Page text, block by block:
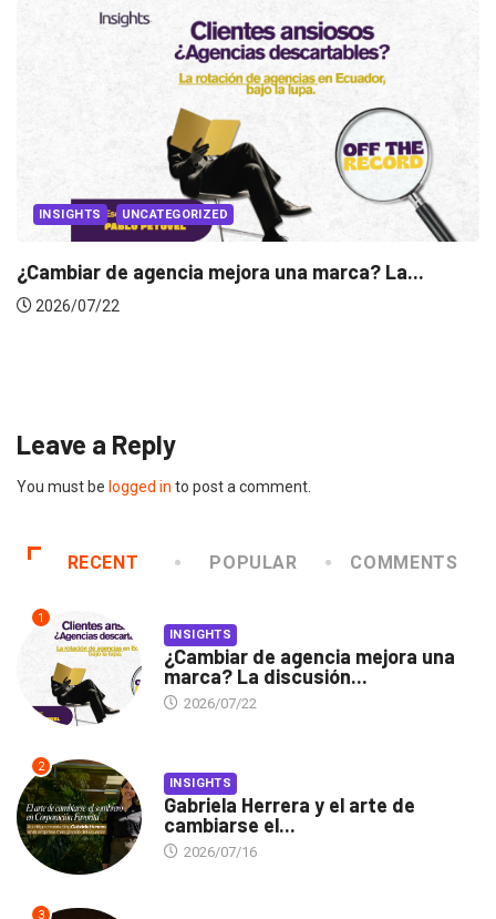
INSIGHTS
Leave a Reply
You must be logged in to post a comment.
RECENT POPULAR COMMENTS
1
INSIGHTS
¿Cambiar de agencia mejora una
marca? La discusión...
2026/07/22
2
INSIGHTS
Gabriela Herrera y el arte de
cambiarse el...
2026/07/16
3